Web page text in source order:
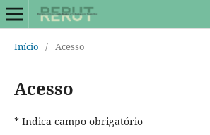
Início / Acesso
Acesso
* Indica campo obrigatório